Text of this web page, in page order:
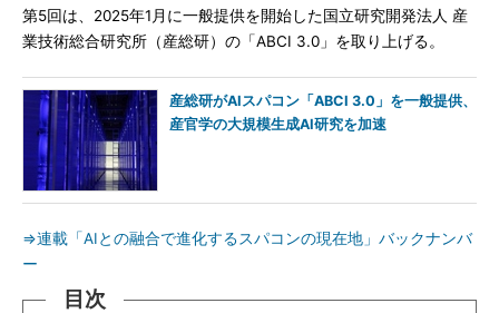
第5回は、2025年1月に一般提供を開始した国立研究開発法人 産
業技術総合研究所（産総研）の「ABCI 3.0」を取り上げる。
産総研がAIスパコン「ABCI 3.0」を一般提供、
産官学の大規模生成AI研究を加速
⇒連載「AIとの融合で進化するスパコンの現在地」バックナンバ
ー
目次